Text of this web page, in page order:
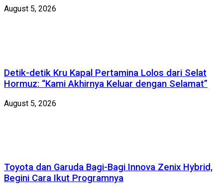
August 5, 2026
Detik-detik Kru Kapal Pertamina Lolos dari Selat
Hormuz: “Kami Akhirnya Keluar dengan Selamat”
August 5, 2026
Toyota dan Garuda Bagi-Bagi Innova Zenix Hybrid,
Begini Cara Ikut Programnya